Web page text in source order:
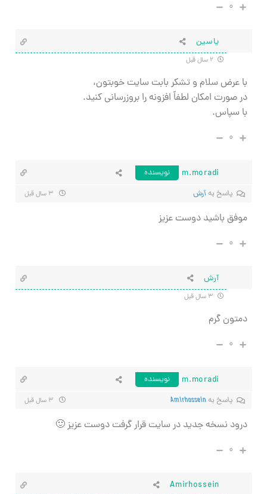
۰
یاسین
با عرض سلام و تشکر بابت سایت خوبتون،
در صورت امکان لطفاً افزونه را بروزرسانی کنید.
با سپاس.
۰
m.moradi
نویسنده
پاسخ بهآرش
موفق باشید دوست عزیز
۰
آرش
دمتون گرم
۰
m.moradi
نویسنده
پاسخ بهAmirhossein
درود نسخه جدید در سایت قرار گرفت دوست عزیز 🙂
۰
Amirhossein